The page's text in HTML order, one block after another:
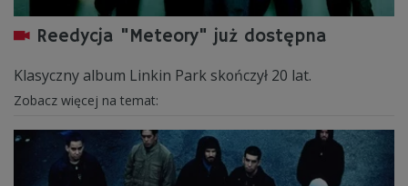
Reedycja "Meteory" już dostępna
Klasyczny album Linkin Park skończył 20 lat.
Zobacz więcej na temat: